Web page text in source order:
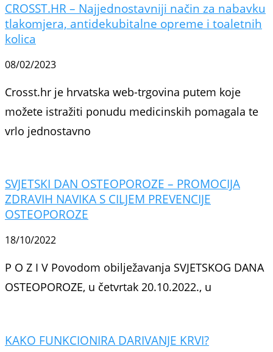
CROSST.HR – Najjednostavniji način za nabavku
tlakomjera, antidekubitalne opreme i toaletnih
kolica
08/02/2023
Crosst.hr je hrvatska web-trgovina putem koje
možete istražiti ponudu medicinskih pomagala te
vrlo jednostavno
SVJETSKI DAN OSTEOPOROZE – PROMOCIJA
ZDRAVIH NAVIKA S CILJEM PREVENCIJE
OSTEOPOROZE
18/10/2022
P O Z I V Povodom obilježavanja SVJETSKOG DANA
OSTEOPOROZE, u četvrtak 20.10.2022., u
KAKO FUNKCIONIRA DARIVANJE KRVI?